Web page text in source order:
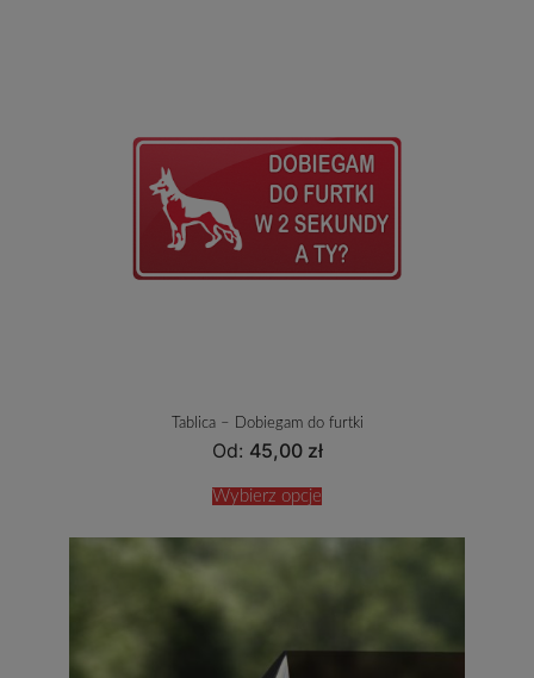
Tablica – Dobiegam do furtki
Od: 45,00 zł
Wybierz opcje